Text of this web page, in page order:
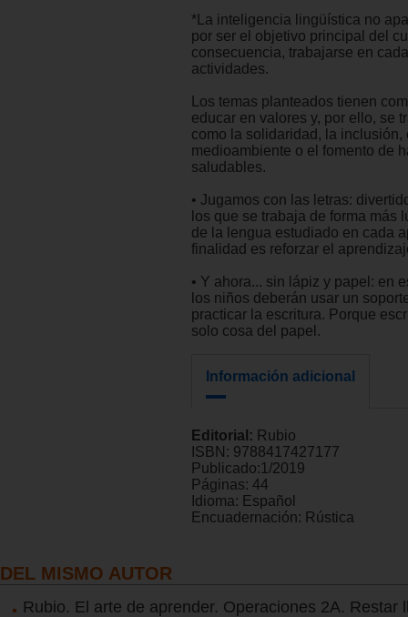
*La inteligencia lingüística no
por ser el objetivo principal del
consecuencia, trabajarse en
actividades.
Los temas planteados tienen
educar en valores y, por ello, se
como la solidaridad, la inclusión,
medioambiente o el fomento de
saludables.
• Jugamos con las letras:
los que se trabaja de forma más
de la lengua estudiado en cada
finalidad es reforzar el
• Y ahora... sin lápiz y papel: en
los niños deberán usar un
practicar la escritura. Porque
solo cosa del papel.
Información adicional
Editorial: Rubio
ISBN: 9788417427177
Publicado:1/2019
Páginas: 44
Idioma: Español
Encuadernación: Rústica
DEL MISMO AUTOR
Rubio. El arte de aprender. Operaciones 2A. Restar